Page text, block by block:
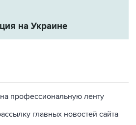
на Украине
профессиональную ленту
главных новостей сайта